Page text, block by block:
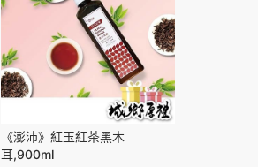
《澎沛》紅玉紅茶黑木
耳,900ml